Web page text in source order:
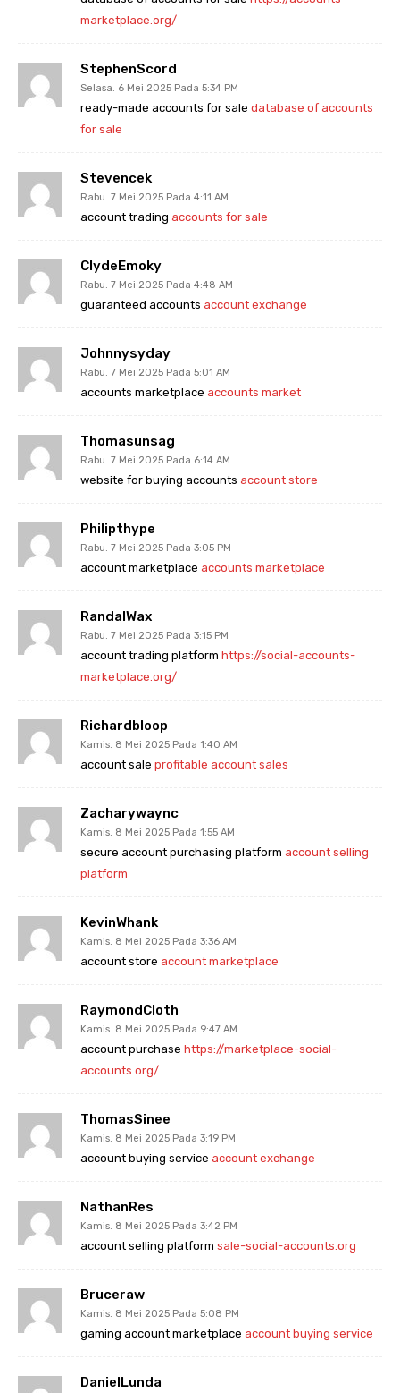
marketplace.org/
StephenScord
Selasa. 6 Mei 2025 Pada 5:34 PM
ready-made accounts for sale database of accounts
for sale
Stevencek
Rabu. 7 Mei 2025 Pada 4:11 AM
account trading accounts for sale
ClydeEmoky
Rabu. 7 Mei 2025 Pada 4:48 AM
guaranteed accounts account exchange
Johnnysyday
Rabu. 7 Mei 2025 Pada 5:01 AM
accounts marketplace accounts market
Thomasunsag
Rabu. 7 Mei 2025 Pada 6:14 AM
website for buying accounts account store
Philipthype
Rabu. 7 Mei 2025 Pada 3:05 PM
account marketplace accounts marketplace
RandalWax
Rabu. 7 Mei 2025 Pada 3:15 PM
account trading platform https://social-accounts-
marketplace.org/
Richardbloop
Kamis. 8 Mei 2025 Pada 1:40 AM
account sale profitable account sales
Zacharywaync
Kamis. 8 Mei 2025 Pada 1:55 AM
secure account purchasing platform account selling
platform
KevinWhank
Kamis. 8 Mei 2025 Pada 3:36 AM
account store account marketplace
RaymondCloth
Kamis. 8 Mei 2025 Pada 9:47 AM
account purchase https://marketplace-social-
accounts.org/
ThomasSinee
Kamis. 8 Mei 2025 Pada 3:19 PM
account buying service account exchange
NathanRes
Kamis. 8 Mei 2025 Pada 3:42 PM
account selling platform sale-social-accounts.org
Bruceraw
Kamis. 8 Mei 2025 Pada 5:08 PM
gaming account marketplace account buying service
DanielLunda